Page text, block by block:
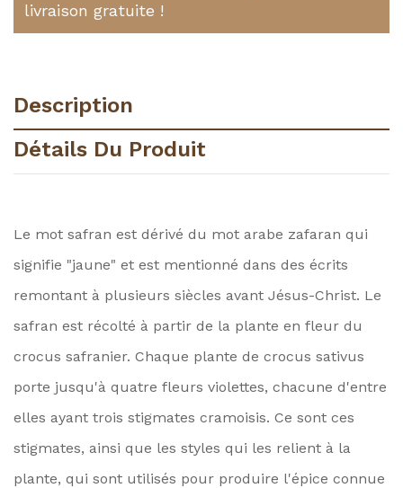
livraison gratuite !
Description
Détails Du Produit
Le mot safran est dérivé du mot arabe zafaran qui
signifie "jaune" et est mentionné dans des écrits
remontant à plusieurs siècles avant Jésus-Christ. Le
safran est récolté à partir de la plante en fleur du
crocus safranier. Chaque plante de crocus sativus
porte jusqu'à quatre fleurs violettes, chacune d'entre
elles ayant trois stigmates cramoisis. Ce sont ces
stigmates, ainsi que les styles qui les relient à la
plante, qui sont utilisés pour produire l'épice connue